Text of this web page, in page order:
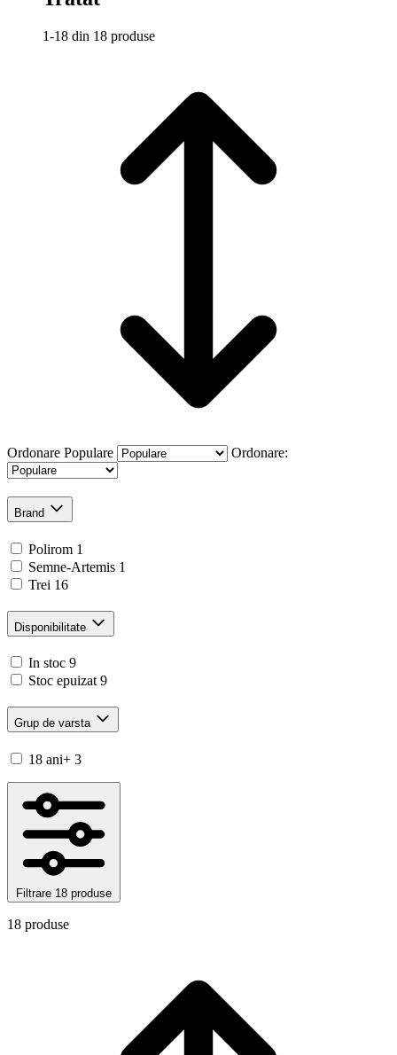
1-18 din 18 produse
Ordonare Populare Ordonare:
Brand
Polirom 1
Semne-Artemis 1
Trei 16
Disponibilitate
In stoc 9
Stoc epuizat 9
Grup de varsta
18 ani+ 3
Filtrare 18 produse
18 produse